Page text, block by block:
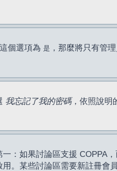
個選項為 是 ，那麼將只有管
我忘記了我的密碼，依照說明
：如果討論區支援 COPPA
。某些討論區需要新註冊會